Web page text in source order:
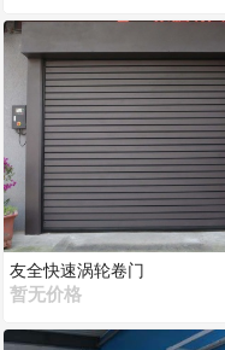
友全快速涡轮卷门
暂无价格